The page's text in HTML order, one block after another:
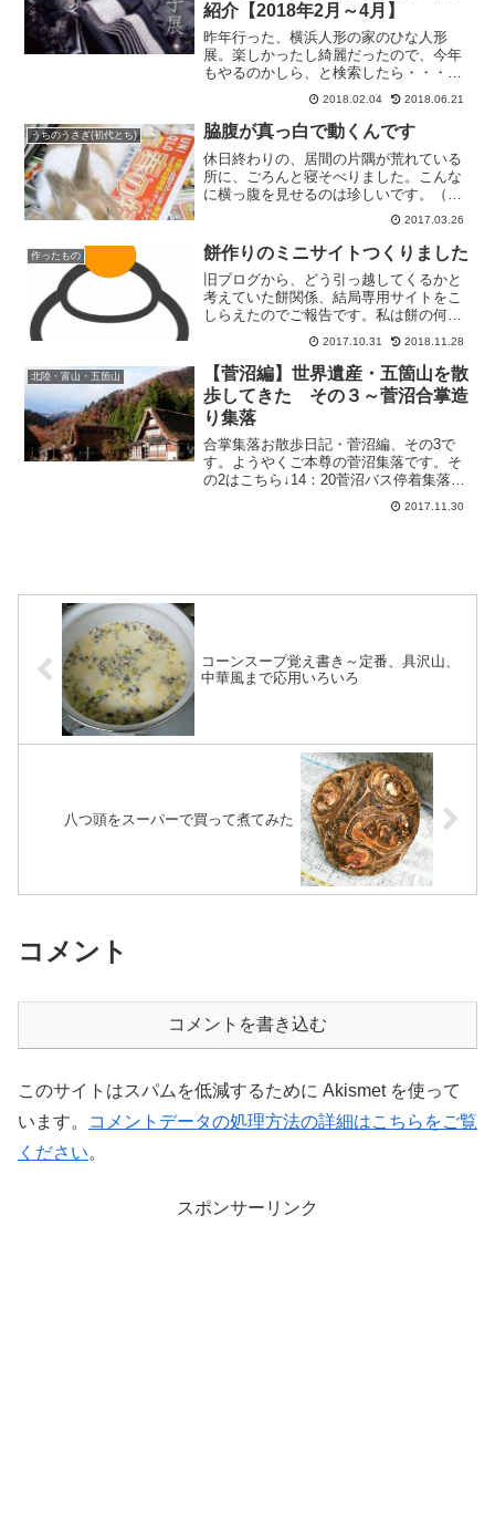
紹介【2018年2月～4月】
昨年行った、横浜人形の家のひな人形
展。楽しかったし綺麗だったので、今年
もやるのかしら、と検索したら・・・前
回ゲストで来ていらした、節句人形
2018.02.04 2018.06.21
うちのうさぎ(初代とち) 脇腹が真っ白で動くんです
休日終わりの、居間の片隅が荒れている
所に、ごろんと寝そべりました。こんな
に横っ腹を見せるのは珍しいです。（前
脚はあごの下に敷いています）世2017.03.26
作ったもの 餅作りのミニサイトつくりました
旧ブログから、どう引っ越してくるかと
考えていた餅関係、結局専用サイトをこ
しらえたのでご報告です。私は餅の何が
こんなに好きなのだろうか。うち
2017.10.31 2018.11.28
北陸・富山・五箇山
【菅沼編】世界遺産・五箇山を散
歩してきた その３～菅沼合掌造
り集落
合掌集落お散歩日記・菅沼編、その3で
す。ようやくご本尊の菅沼集落です。そ
の2はこちら↓14：20菅沼バス停着集落へ
の降り口がある側(城端・高・・・2017.11.30
コーンスープ覚え書き～定番、具沢山、
中華風まで応用いろいろ
八つ頭をスーパーで買って煮てみた
コメント
コメントを書き込む
このサイトはスパムを低減するために Akismet を使って
います。
コメントデータの処理方法の詳細はこちらをご覧
ください。
スポンサーリンク